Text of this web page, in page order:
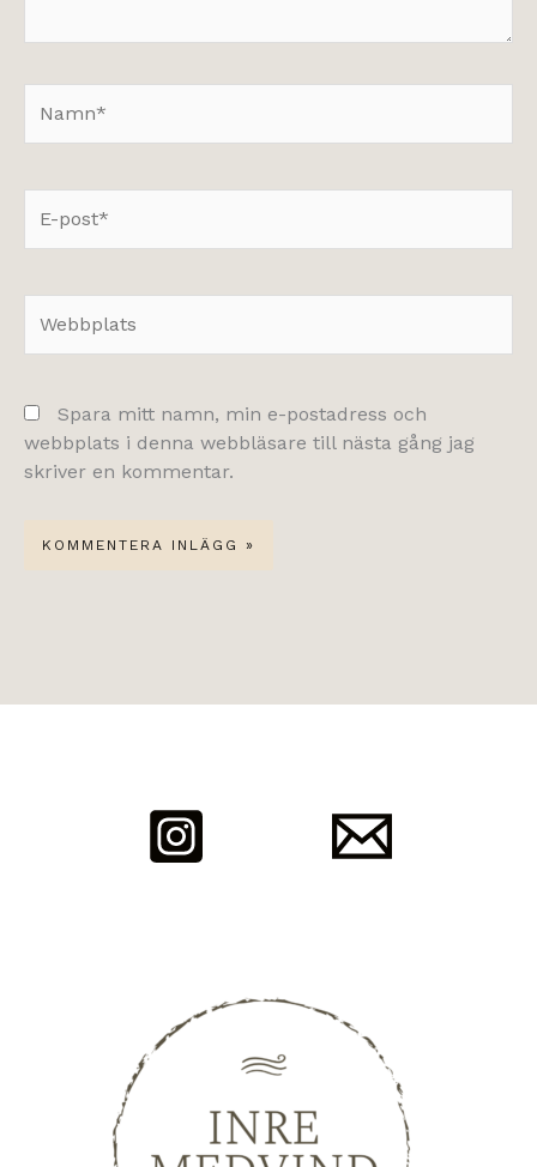
post*
Spara mitt namn, min e-postadress och
webbplats i denna webbläsare till nästa gång jag
skriver en kommentar.